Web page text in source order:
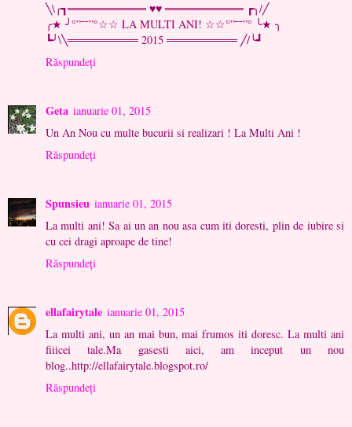
╲\╭┓══════════ ♥♥ ══════════ ┏╮/╱
╭★ ╯°”˜˜”°☆☆ LA MULTI ANI! ☆☆°”˜˜”° ╰★ ╮
┗╯\╲═════════ 2015 ═════════ ╱/╰┛
Răspundeți
Geta ianuarie 01, 2015
Un An Nou cu multe bucurii si realizari ! La Multi Ani !
Răspundeți
Spunsieu ianuarie 01, 2015
La multi ani! Sa ai un an nou asa cum iti doresti, plin de iubire si
cu cei dragi aproape de tine!
Răspundeți
ellafairytale ianuarie 01, 2015
La multi ani, un an mai bun, mai frumos iti doresc. La multi ani
fiiicei tale.Ma gasesti aici, am inceput un nou
blog..http://ellafairytale.blogspot.ro/
Răspundeți